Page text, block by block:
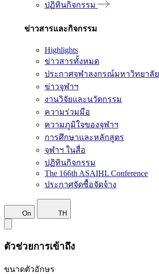
ปฏิทินกิจกรรม
ข่าวสารและกิจกรรม
Highlights
ข่าวสารทั้งหมด
ประกาศจุฬาลงกรณ์มหาวิทยาลัย
ข่าวจุฬาฯ
งานวิจัยและนวัตกรรม
ความร่วมมือ
ความภูมิใจของจุฬาฯ
การศึกษาและหลักสูตร
จุฬาฯ ในสื่อ
ปฏิทินกิจกรรม
The 166th ASAIHL Conference
ประกาศจัดซื้อจัดจ้าง
On TH
ตัวช่วยการเข้าถึง
ขนาดตัวอักษร